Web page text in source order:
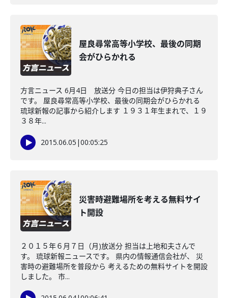
屋良尋常高等小学校、最後の同期
会がひらかれる
方言ニュース 6月4日 放送分 今日の担当は伊狩典子さん
です。 屋良尋常高等小学校、最後の同期会がひらかれる
琉球新報の記事から紹介します １９３１年生まれで、１９
３８年...
2015.06.05 |00:05:25
災害時避難場所を考える無料サイ
ト開設
２０１５年６月７日（月)放送分 担当は上地和夫さんで
す。 琉球新報ニュースです。 県内の情報通信会社が、 災
害時の避難場所を普段から 考えるための無料サイトを開設
しました。 市...